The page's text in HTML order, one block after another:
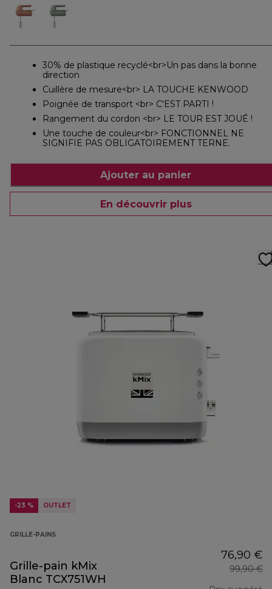
30% de plastique recyclé<br>Un pas dans la bonne
direction
Cuillère de mesure<br> LA TOUCHE KENWOOD
Poignée de transport <br> C'EST PARTI !
Rangement du cordon <br> LE TOUR EST JOUÉ !
Une touche de couleur<br> FONCTIONNEL NE
SIGNIFIE PAS OBLIGATOIREMENT TERNE.
Ajouter au panier
En découvrir plus
-23 % OUTLET
GRILLE-PAINS
Grille-pain kMix
Blanc TCX751WH
76,90 €
99,90 €